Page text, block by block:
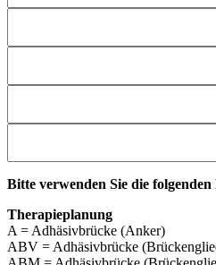
Bitte verwenden Sie die
Therapieplanung
A = Adhäsivbrücke (Anker)
ABV = Adhäsivbrücke